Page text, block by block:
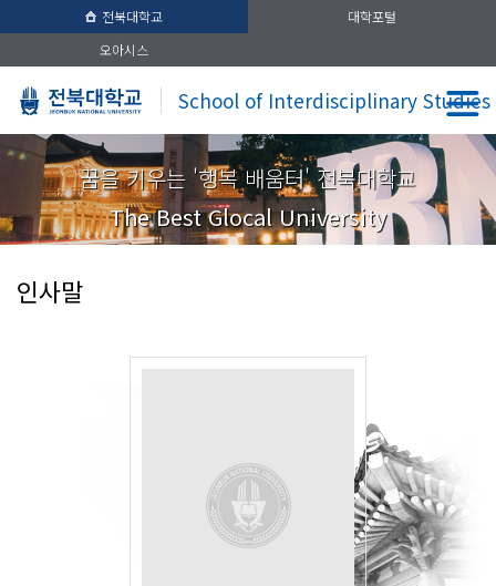
전북대학교
대학포털
오아시스
School of Interdisciplinary Studies
꿈을 키우는 '행복 배움터' 전북대학교
The Best Glocal University
인사말